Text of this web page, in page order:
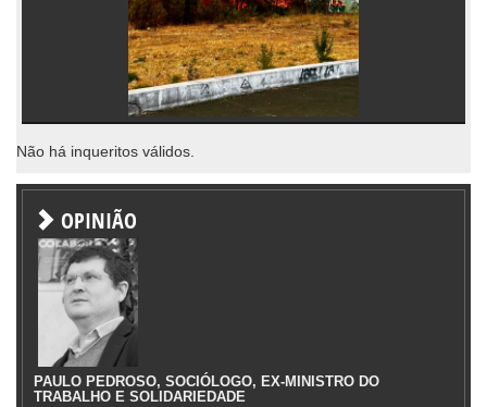
Não há inqueritos válidos.
OPINIÃO
PAULO PEDROSO, SOCIÓLOGO, EX-MINISTRO DO
TRABALHO E SOLIDARIEDADE